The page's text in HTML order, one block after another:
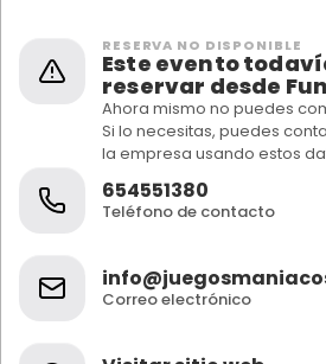
RESERVA NO DISPONIBLE
Este evento
reservar desde
Ahora mismo no puedes
Si lo necesitas, puedes
la empresa usando estos
654551380
Teléfono de contacto
Correo electrónico